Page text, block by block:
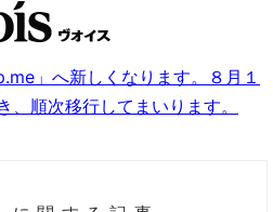
」へ新しくなります。８月１
、順次移行してまいります。